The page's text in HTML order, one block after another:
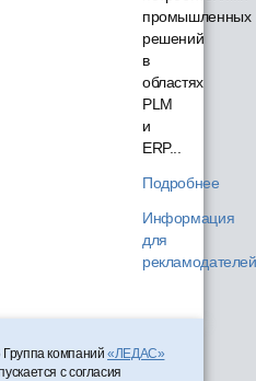
промышленных
решений
в
областях
PLM
и
ERP...
Подробнее
Информация
для
рекламодателей
компаний«ЛЕДАС»
с согласия